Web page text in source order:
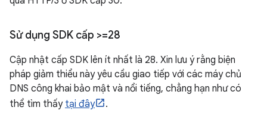
Sử dụng SDK cấp >=28
Cập nhật cấp SDK lên ít nhất là 28. Xin lưu ý rằng biện
pháp giảm thiểu này yêu cầu giao tiếp với các máy chủ
DNS công khai bảo mật và nổi tiếng, chẳng hạn như có
thể tìm thấy tại đây .